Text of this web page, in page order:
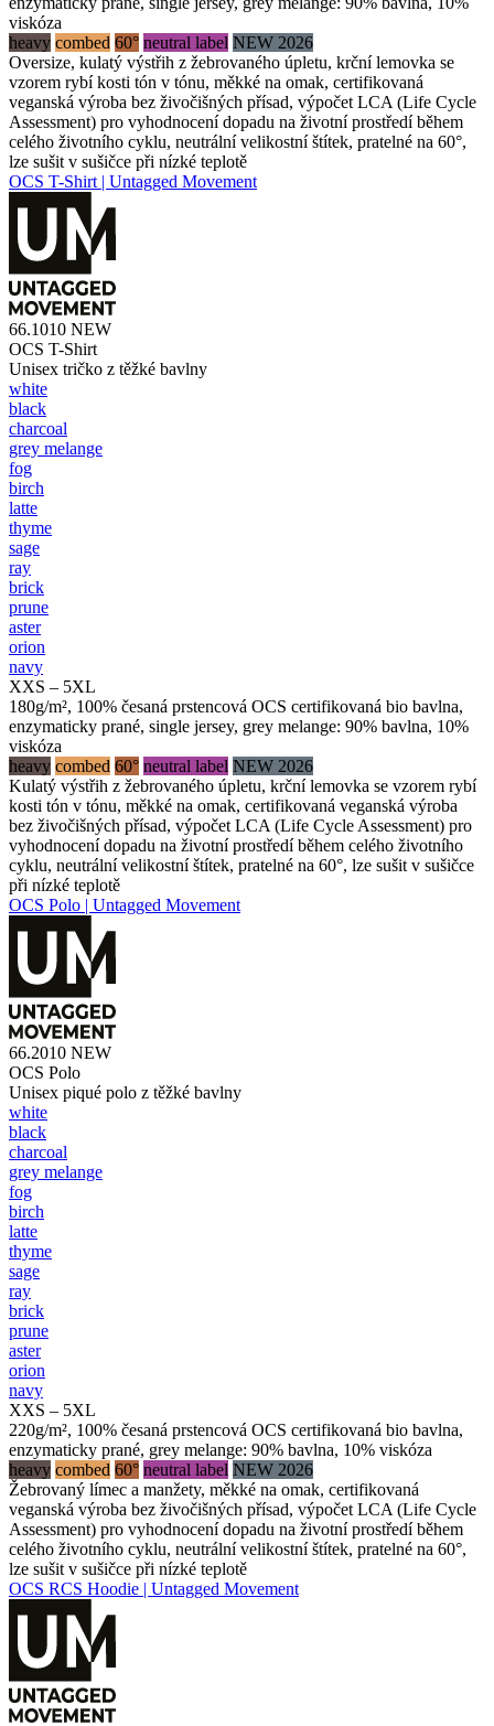
viskóza
heavy combed 60° neutral label NEW 2026
Oversize, kulatý výstřih z žebrovaného úpletu, krční lemovka se
vzorem rybí kosti tón v tónu, měkké na omak, certifikovaná
veganská výroba bez živočišných přísad, výpočet LCA (Life Cycle
Assessment) pro vyhodnocení dopadu na životní prostředí během
celého životního cyklu, neutrální velikostní štítek, pratelné na 60°,
lze sušit v sušičce při nízké teplotě
OCS T-Shirt | Untagged Movement
66.1010 NEW
OCS T-Shirt
Unisex tričko z těžké bavlny
white
black
charcoal
grey melange
fog
birch
latte
thyme
sage
ray
brick
prune
aster
orion
navy
XXS – 5XL
180g/m², 100% česaná prstencová OCS certifikovaná bio bavlna,
enzymaticky prané, single jersey, grey melange: 90% bavlna, 10%
viskóza
heavy combed 60° neutral label NEW 2026
Kulatý výstřih z žebrovaného úpletu, krční lemovka se vzorem rybí
kosti tón v tónu, měkké na omak, certifikovaná veganská výroba
bez živočišných přísad, výpočet LCA (Life Cycle Assessment) pro
vyhodnocení dopadu na životní prostředí během celého životního
cyklu, neutrální velikostní štítek, pratelné na 60°, lze sušit v sušičce
při nízké teplotě
OCS Polo | Untagged Movement
66.2010 NEW
OCS Polo
Unisex piqué polo z těžké bavlny
white
black
charcoal
grey melange
fog
birch
latte
thyme
sage
ray
brick
prune
aster
orion
navy
XXS – 5XL
220g/m², 100% česaná prstencová OCS certifikovaná bio bavlna,
enzymaticky prané, grey melange: 90% bavlna, 10% viskóza
heavy combed 60° neutral label NEW 2026
Žebrovaný límec a manžety, měkké na omak, certifikovaná
veganská výroba bez živočišných přísad, výpočet LCA (Life Cycle
Assessment) pro vyhodnocení dopadu na životní prostředí během
celého životního cyklu, neutrální velikostní štítek, pratelné na 60°,
lze sušit v sušičce při nízké teplotě
OCS RCS Hoodie | Untagged Movement